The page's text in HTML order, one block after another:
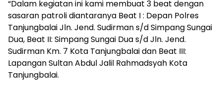
“Dalam kegiatan ini kami membuat 3 beat dengan
sasaran patroli diantaranya Beat I : Depan Polres
Tanjungbalai Jln. Jend. Sudirman s/d Simpang Sungai
Dua, Beat II: Simpang Sungai Dua s/d Jln. Jend.
Sudirman Km. 7 Kota Tanjungbalai dan Beat III:
Lapangan Sultan Abdul Jalil Rahmadsyah Kota
Tanjungbalai.